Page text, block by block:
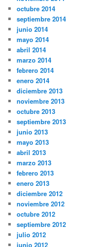
octubre 2014
septiembre 2014
junio 2014
mayo 2014
abril 2014
marzo 2014
febrero 2014
enero 2014
diciembre 2013
noviembre 2013
octubre 2013
septiembre 2013
junio 2013
mayo 2013
abril 2013
marzo 2013
febrero 2013
enero 2013
diciembre 2012
noviembre 2012
octubre 2012
septiembre 2012
julio 2012
junio 2012